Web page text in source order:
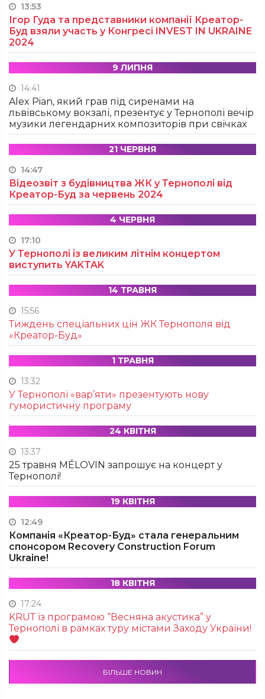
13:53
Ігор Гуда та представники компанії Креатор-
Буд взяли участь у Конгресі INVEST IN UKRAINE
2024
9 ЛИПНЯ
14:41
Alex Pian, який грав під сиренами на
львівському вокзалі, презентує у Тернополі вечір
музики легендарних композиторів при свічках
21 ЧЕРВНЯ
14:47
Відеозвіт з будівництва ЖК у Тернополі від
Креатор-Буд за червень 2024
4 ЧЕРВНЯ
17:10
У Тернополі із великим літнім концертом
виступить YAKTAK
14 ТРАВНЯ
15:56
Тиждень спеціальних цін ЖК Тернополя від
«Креатор-Буд»
1 ТРАВНЯ
13:32
У Тернополі «вар’яти» презентують нову
гумористичну програму
24 КВІТНЯ
13:37
25 травня MÉLOVIN запрошує на концерт у
Тернополі!
19 КВІТНЯ
12:49
Компанія «Креатор-Буд» стала генеральним
спонсором Recovery Construction Forum
Ukraine!
18 КВІТНЯ
17:24
KRUТ із програмою “Весняна акустика” у
Тернополі в рамках туру містами Заходу України!
БІЛЬШЕ НОВИН